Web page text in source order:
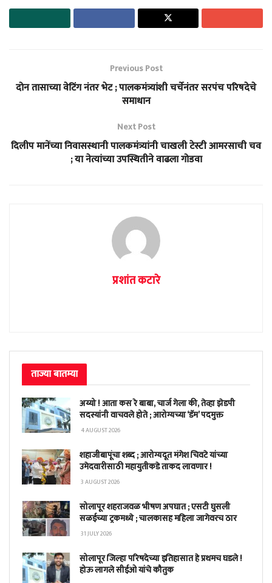
Previous Post
दोन तासाच्या वेटिंग नंतर भेट ; पालकमंत्र्यांशी चर्चेनंतर सरपंच परिषदेचे
समाधान
Next Post
दिलीप मानेंच्या निवासस्थानी पालकमंत्र्यांनी चाखली टेस्टी आमरसाची चव
; या नेत्यांच्या उपस्थितीने वाढला गोडवा
प्रशांत कटारे
ताज्या बातम्या
अय्यो ! आता कस रे बाबा, चार्ज गेला की, तेव्हा झेडपी
सदस्यांनी वाचवले होते ; आरोग्यच्या ‘डॅम’ पदमुक्त
4 AUGUST 2026
शहाजीबापूंचा शब्द ; आरोग्यदूत मंगेश चिवटे यांच्या
उमेदवारीसाठी महायुतीकडे ताकद लावणार !
3 AUGUST 2026
सोलापूर शहराजवळ भीषण अपघात ; एसटी घुसली
सळईच्या ट्रकमध्ये ; चालकासह महिला जागेवरच ठार
31 JULY 2026
सोलापूर जिल्हा परिषदेच्या इतिहासात हे प्रथमच घडले !
होऊ लागले सीईओ यांचे कौतुक